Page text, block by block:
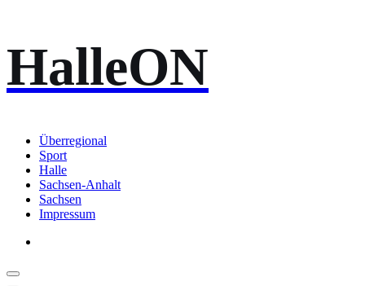
Inhalt
springen
HalleON
Überregional
Sport
Halle
Sachsen-Anhalt
Sachsen
Impressum